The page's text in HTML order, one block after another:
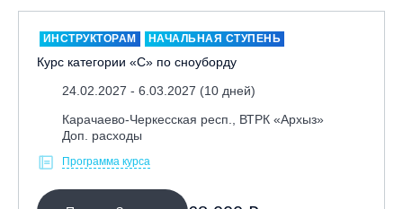
Сочи, ГК «Красная Поляна»
Сочи, ГК «Роза Хутор»
Сочи, ГТЦ «Газпром»
Узбекистан, ГКЛЦ «Amirsoy»
Уфа,СШОР ПО БИАТЛОНУ РБ
Челябинская обл., Миасс, Вейк-клуб «Мастер»
Чусовой, ГК «Такман»
Южно-Сахалинск, СТК «Горный воздух»
ИНСТРУКТОРАМ НАЧАЛЬНАЯ СТУПЕНЬ
Курс категории «С» по сноуборду
24.02.2027 - 6.03.2027 (10 дней)
Карачаево-Черкесская респ., ВТРК «Архыз»
Доп. расходы
Программа курса